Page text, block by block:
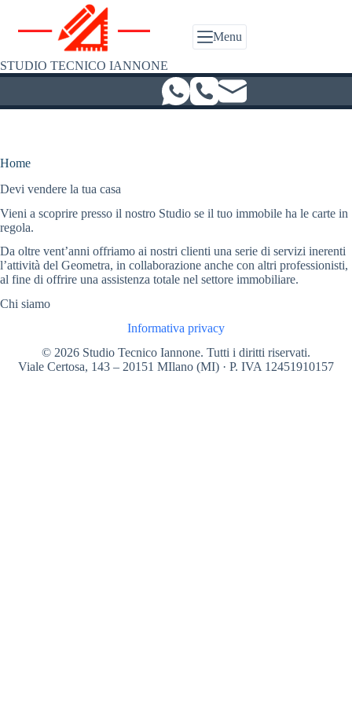
contenuto
STUDIO TECNICO IANNONE
Menu
Home
Devi vendere la tua casa
Vieni a scoprire presso il nostro Studio se il tuo immobile ha le carte in
regola.
Da oltre vent’anni offriamo ai nostri clienti una serie di servizi inerenti
l’attività del Geometra, in collaborazione anche con altri professionisti,
al fine di offrire una assistenza totale nel settore immobiliare.
Chi siamo
Informativa privacy
© 2026 Studio Tecnico Iannone. Tutti i diritti riservati.
Viale Certosa, 143 – 20151 MIlano (MI) · P. IVA 12451910157